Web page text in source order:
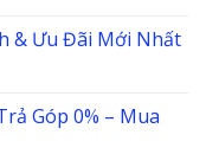
& Ưu Đãi Mới Nhất
Góp 0% – Mua